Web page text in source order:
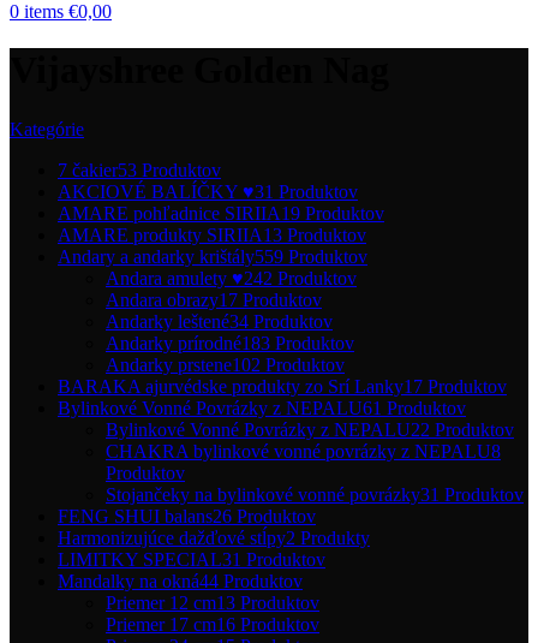
0 items €0,00
Kategórie
7 čakier53 Produktov
AKCIOVÉ BALÍČKY ♥31 Produktov
AMARE pohľadnice SIRIIA19 Produktov
AMARE produkty SIRIIA13 Produktov
Andary a andarky krištály559 Produktov
Andara amulety ♥242 Produktov
Andara obrazy17 Produktov
Andarky leštené34 Produktov
Andarky prírodné183 Produktov
Andarky prstene102 Produktov
BARAKA ajurvédske produkty zo Srí Lanky17 Produktov
Bylinkové Vonné Povrázky z NEPALU61 Produktov
Bylinkové Vonné Povrázky z NEPALU22 Produktov
CHAKRA bylinkové vonné povrázky z NEPALU8
Produktov
Stojančeky na bylinkové vonné povrázky31 Produktov
FENG SHUI balans26 Produktov
Harmonizujúce dažďové stĺpy2 Produkty
LIMITKY SPECIAL31 Produktov
Mandalky na okná44 Produktov
Priemer 12 cm13 Produktov
Priemer 17 cm16 Produktov